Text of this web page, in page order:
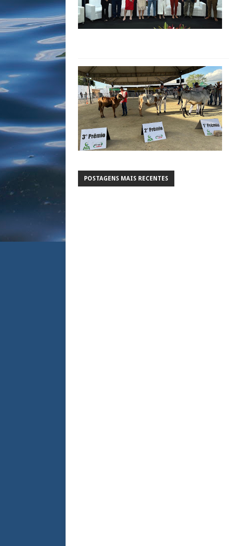
POSTAGENS MAIS RECENTES